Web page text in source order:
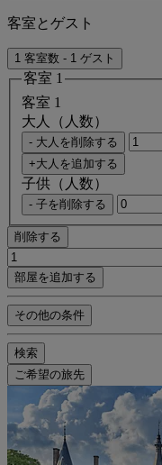
客室とゲスト
1 客室数 - 1 ゲスト
客室 1
客室 1
大人（人数）
- 大人を削除する
+大人を追加する
子供（人数）
- 子を削除する
削除する
部屋を追加する
その他の条件
検索
ご希望の旅先